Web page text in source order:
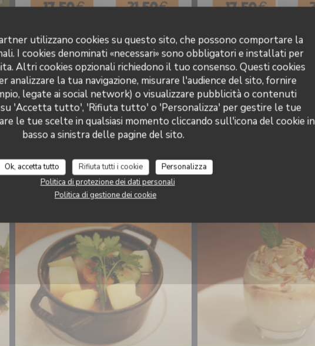
utilizzano cookies su questo sito, che possono comportare la
I cookies denominati «necessari» sono obbligatori e installati per
Altri cookies opzionali richiedono il tuo consenso. Questi cookies
analizzare la tua navigazione, misurare l'audience del sito, fornire
legate ai social network) o visualizzare pubblicità o contenuti
su 'Accetta tutto', 'Rifiuta tutto' o 'Personalizza' per gestire le tue
le tue scelte in qualsiasi momento cliccando sull'icona del cookie in
basso a sinistra delle pagine del sito.
Ok, accetta tutto Rifiuta tutti i cookie
Personalizza
Politica di protezione dei dati personali
Politica di gestione dei cookie
Côté cuisine